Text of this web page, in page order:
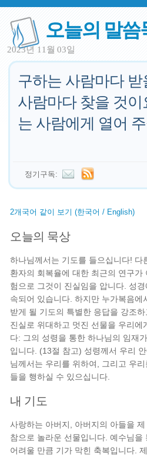
오늘의 말씀
2023년 11월 03일
구하는 사람마다
사람마다 찾을 것
는 사람에게 열어
정기구독:
2개국어 같이 보기 (한국어 / English)
오늘의 묵상
하나님께서는 기도를 들으십니다! 다
환자의 회복율에 대한 최근의 연구가
험으로 그것이 진실임을 압니다. 성
속되어 있습니다. 하지만 누가복음에
받게 될 기도의 특별한 응답을 강조
진실로 위대하고 멋진 선물을 우리에
다: 그의 성령을 통한 하나님의 임재
입니다. (13절 참고) 성령께서 우리
님께서는 우리를 위하여, 그리고 우
들을 행하실 수 있으십니다.
내 기도
사랑하는 아버지, 아버지의 아들을
참으로 놀라운 선물입니다. 예수님을
어려울 만큼 기가 막힌 축복입니다.